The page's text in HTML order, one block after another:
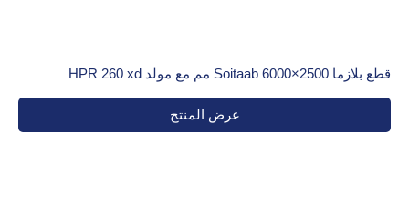
قطع بلازما Soitaab 6000×2500 مم مع مولد HPR 260 xd
عرض المنتج